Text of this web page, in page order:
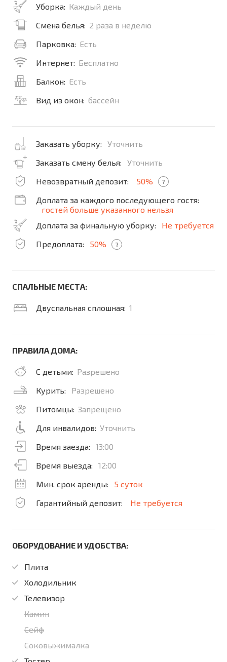
Уборка: Каждый день
Смена белья: 2 раза в неделю
Парковка: Есть
Интернет: Бесплатно
Балкон: Есть
Вид из окон: бассейн
Заказать уборку:
Уточнить
Заказать смену белья:
Уточнить
Невозвратный депозит:
50% ?
Доплата за каждого последующего гостя:
гостей больше указанного нельзя
Доплата за финальную уборку:
Не требуется
Предоплата:
50% ?
СПАЛЬНЫЕ МЕСТА:
Двуспальная сплошная: 1
ПРАВИЛА ДОМА:
С детьми: Разрешено
Курить:
Разрешено
Питомцы: Запрещено
Для инвалидов: Уточнить
Время заезда:
13:00
Время выезда:
12:00
Мин. срок аренды:
5 суток
Гарантийный депозит:
Не требуется
ОБОРУДОВАНИЕ И УДОБСТВА:
Плита
Холодильник
Телевизор
Камин
Сейф
Соковыжималка